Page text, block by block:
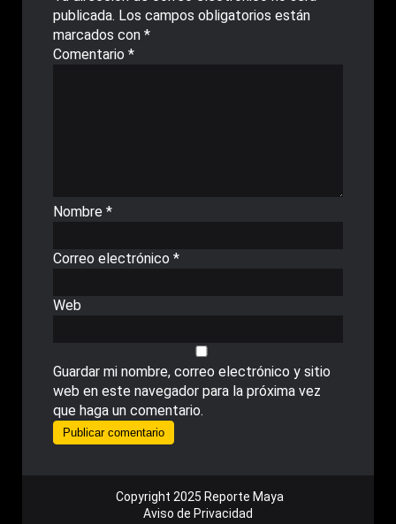
publicada. Los campos obligatorios están
marcados con *
Comentario *
Nombre *
Correo electrónico *
Web
Guardar mi nombre, correo electrónico y sitio
web en este navegador para la próxima vez
que haga un comentario.
Copyright 2025 Reporte Maya
Aviso de Privacidad